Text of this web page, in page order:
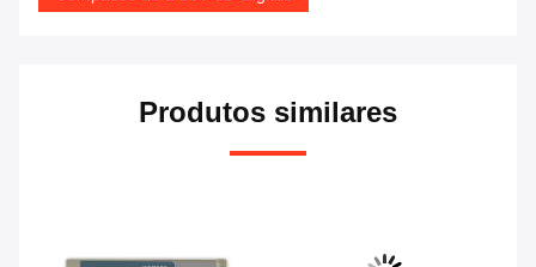
Produtos similares